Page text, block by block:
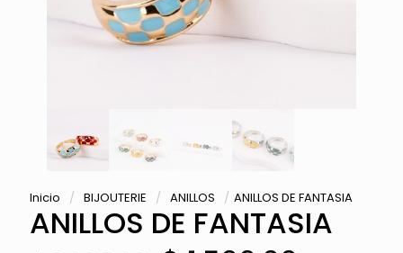
Inicio / BIJOUTERIE / ANILLOS / ANILLOS DE FANTASIA
ANILLOS DE FANTASIA